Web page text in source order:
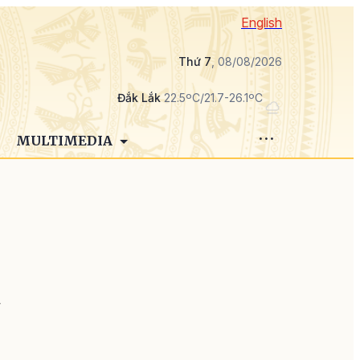
English
Thứ 7, 08/08/2026
Đắk Lắk22.5ºC/21.7-26.1ºC
MULTIMEDIA